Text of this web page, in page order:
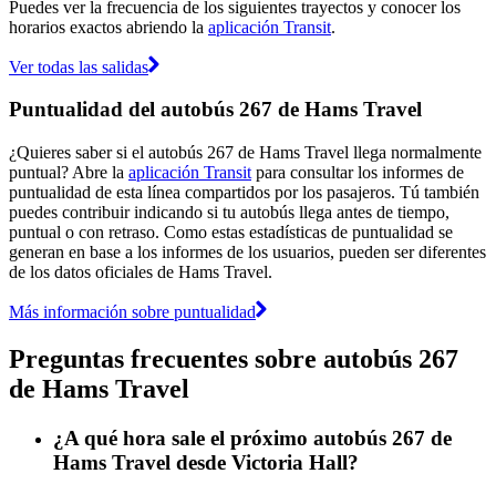
Puedes ver la frecuencia de los siguientes trayectos y conocer los
horarios exactos abriendo la aplicación Transit.
Ver todas las salidas
Puntualidad del autobús 267 de Hams Travel
¿Quieres saber si el autobús 267 de Hams Travel llega normalmente
puntual? Abre la aplicación Transit para consultar los informes de
puntualidad de esta línea compartidos por los pasajeros. Tú también
puedes contribuir indicando si tu autobús llega antes de tiempo,
puntual o con retraso. Como estas estadísticas de puntualidad se
generan en base a los informes de los usuarios, pueden ser diferentes
de los datos oficiales de Hams Travel.
Más información sobre puntualidad
Preguntas frecuentes sobre autobús 267
de Hams Travel
¿A qué hora sale el próximo autobús 267 de
Hams Travel desde Victoria Hall?